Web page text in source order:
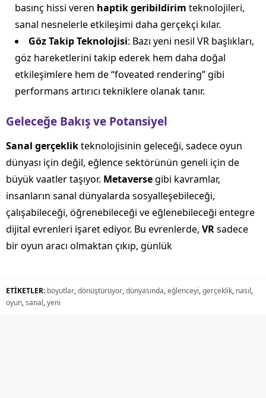
basınç hissi veren haptik geribildirim teknolojileri,
sanal nesnelerle etkileşimi daha gerçekçi kılar.
Göz Takip Teknolojisi: Bazı yeni nesil VR başlıkları,
göz hareketlerini takip ederek hem daha doğal
etkileşimlere hem de “foveated rendering” gibi
performans artırıcı tekniklere olanak tanır.
Geleceğe Bakış ve Potansiyel
Sanal gerçeklikteknolojisinin geleceği, sadece oyun
dünyası için değil, eğlence sektörünün geneli için de
büyük vaatler taşıyor. Metaversegibi kavramlar,
insanların sanal dünyalarda sosyalleşebileceği,
çalışabileceği, öğrenebileceği ve eğlenebileceği entegre
dijital evrenleri işaret ediyor. Bu evrenlerde, VRsadece
bir oyun aracı olmaktan çıkıp, günlük
ETİKETLER: boyutlar,dönüştürüyor,dünyasında,eğlenceyi,gerçeklik, nasıl,
oyun,sanal,yeni